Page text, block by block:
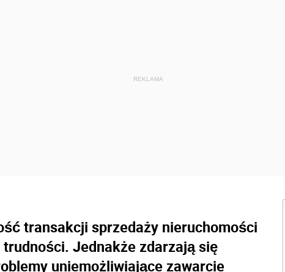
transakcji sprzedaży nieruchomości
Jednakże zdarzają się
uniemożliwiające zawarcie